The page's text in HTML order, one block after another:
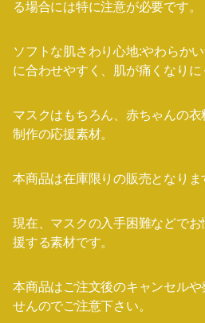
る場合には特に注意が必要です。
ソフトな肌さわり心地:やわらか
に合わせやすく、肌が痛くなりに
マスクはもちろん、赤ちゃんの
制作の応援素材。
本商品は在庫限りの販売となりま
現在、マスクの入手困難などで
援する素材です。
本商品はご注文後のキャンセルや
せんのでご注意下さい。